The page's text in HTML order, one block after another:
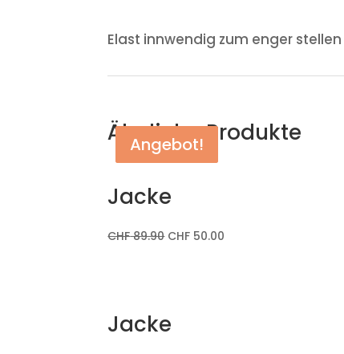
Elast innwendig zum enger stellen
Ähnliche Produkte
Angebot!
Jacke
CHF89.90 CHF 50.00
Jacke
Angebot!